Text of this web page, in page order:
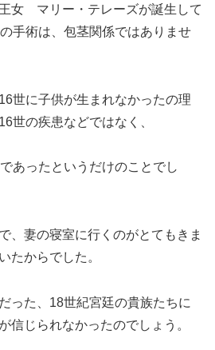
女 マリー・テレーズが誕生して
手術は、包茎関係ではありませ
世に子供が生まれなかったの理
世の疾患などではなく、
あったというだけのことでし
、妻の寝室に行くのがとてもきま
たからでした。
った、18世紀宮廷の貴族たちに
信じられなかったのでしょう。